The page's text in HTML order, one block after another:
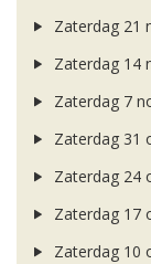
Zaterdag 21
Zaterdag 14
Zaterdag 7
Zaterdag 31
Zaterdag 24
Zaterdag 17
Zaterdag 10